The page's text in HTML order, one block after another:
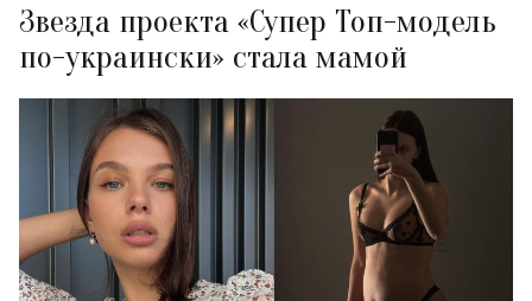
Звезда проекта «Супер Топ-модель
по-украински» стала мамой